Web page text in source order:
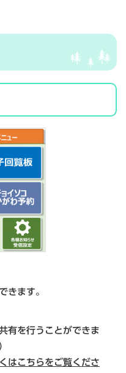
きます。
有を行うことができま
はこちらをご覧くださ